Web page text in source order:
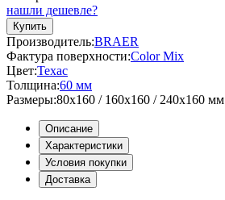
нашли дешевле?
Купить
Производитель:BRAER
Фактура поверхности:Color Mix
Цвет:Техас
Толщина:60 мм
Размеры:80x160 / 160x160 / 240x160 мм
Описание
Характеристики
Условия покупки
Доставка